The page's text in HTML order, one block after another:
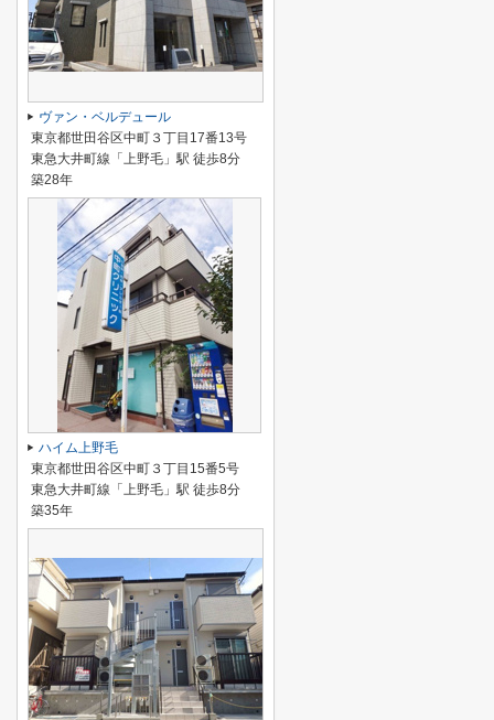
ヴァン・ベルデュール
東京都世田谷区中町３丁目17番13号
東急大井町線「上野毛」駅 徒歩8分
築28年
ハイム上野毛
東京都世田谷区中町３丁目15番5号
東急大井町線「上野毛」駅 徒歩8分
築35年